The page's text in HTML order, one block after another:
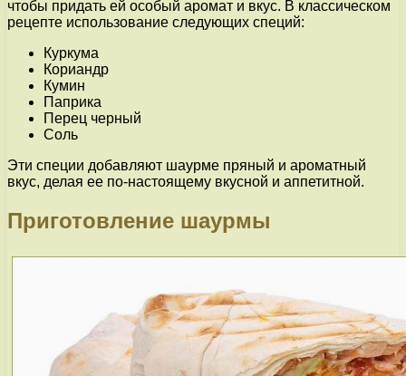
чтобы придать ей особый аромат и вкус. В классическом
рецепте использование следующих специй:
Куркума
Кориандр
Кумин
Паприка
Перец черный
Соль
Эти специи добавляют шаурме пряный и ароматный
вкус, делая ее по-настоящему вкусной и аппетитной.
Приготовление шаурмы